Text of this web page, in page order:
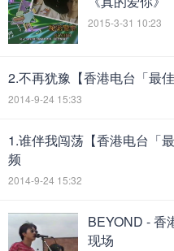
2015-3-31 10:23
2.不再犹豫【香港电台「最
2014-9-24 15:33
1.谁伴我闯荡【香港电台「
频
2014-9-24 15:32
BEYOND - 香
现场